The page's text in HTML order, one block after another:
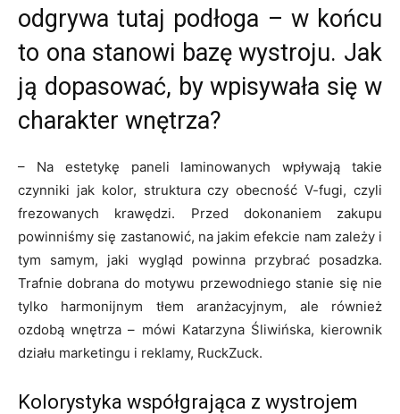
odgrywa tutaj podłoga – w końcu
to ona stanowi bazę wystroju. Jak
ją dopasować, by wpisywała się w
charakter wnętrza?
– Na estetykę paneli laminowanych wpływają takie
czynniki jak kolor, struktura czy obecność V-fugi, czyli
frezowanych krawędzi. Przed dokonaniem zakupu
powinniśmy się zastanowić, na jakim efekcie nam zależy i
tym samym, jaki wygląd powinna przybrać posadzka.
Trafnie dobrana do motywu przewodniego stanie się nie
tylko harmonijnym tłem aranżacyjnym, ale również
ozdobą wnętrza – mówi Katarzyna Śliwińska, kierownik
działu marketingu i reklamy, RuckZuck.
Kolorystyka współgrająca z wystrojem